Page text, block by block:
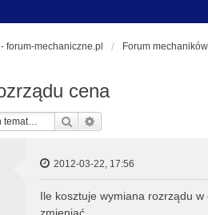
forum-mechaniczne.pl Forum
cena
Szukaj
2012-03-22, 17:56
Ile kosztuje wymiana rozrządu
zmieniać.